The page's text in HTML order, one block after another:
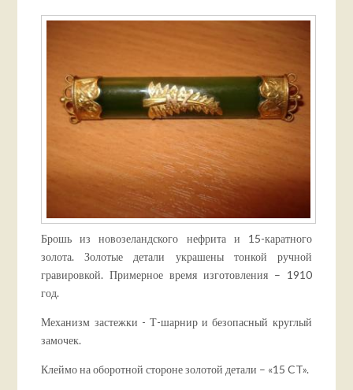
Брошь из новозеландского нефрита и 15-каратного
золота. Золотые детали украшены тонкой ручной
гравировкой. Примерное время изготовления – 1910
год.
Механизм застежки - Т-шарнир и безопасный круглый
замочек.
Клеймо на оборотной стороне золотой детали – «15 CT».